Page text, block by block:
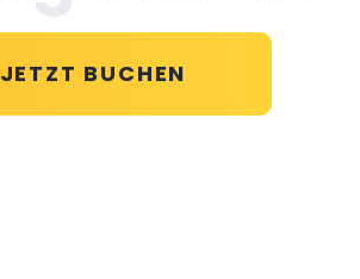
JETZT BUCHEN